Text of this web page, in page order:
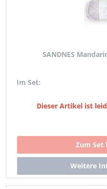
SANDNES
Im Set:
Dieser Artikel ist